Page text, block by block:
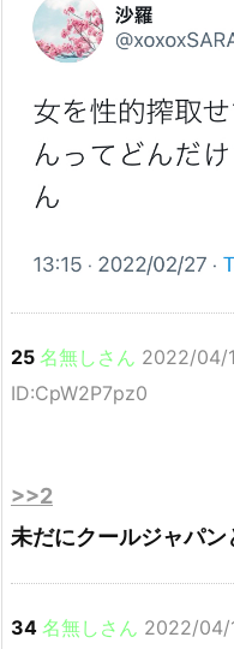
25 名無しさん 2022/04/
ID:CpW2P7pz0
>>2
未だにクールジャパ
34 名無しさん 2022/04/